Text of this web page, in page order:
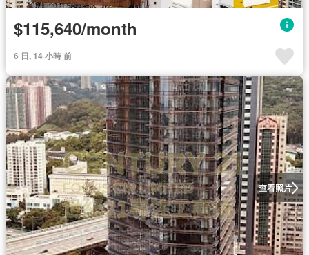
$115,640/month
6 日, 14 小時 前
查看照片